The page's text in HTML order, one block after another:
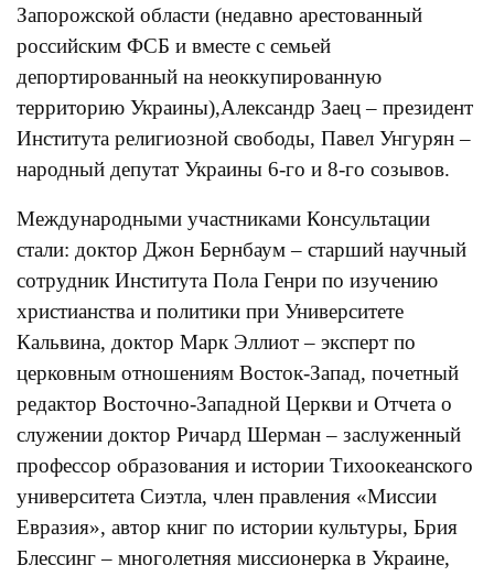
Запорожской области (недавно арестованный
российским ФСБ и вместе с семьей
депортированный на неоккупированную
территорию Украины),Александр Заец – президент
Института религиозной свободы, Павел Унгурян –
народный депутат Украины 6-го и 8-го созывов.
Международными участниками Консультации
стали: доктор Джон Бернбаум – старший научный
сотрудник Института Пола Генри по изучению
христианства и политики при Университете
Кальвина, доктор Марк Эллиот – эксперт по
церковным отношениям Восток-Запад, почетный
редактор Восточно-Западной Церкви и Отчета о
служении доктор Ричард Шерман – заслуженный
профессор образования и истории Тихоокеанского
университета Сиэтла, член правления «Миссии
Евразия», автор книг по истории культуры, Брия
Блессинг – многолетняя миссионерка в Украине,